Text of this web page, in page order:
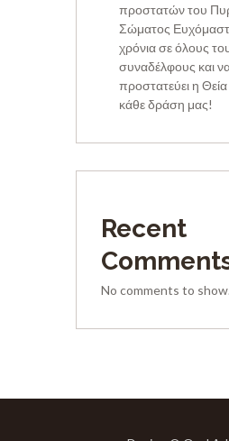
προστατών του
Σώματος
χρόνια σε όλους
συναδέλφους και
προστατεύει η
κάθε δράση μας!
Recent
No comments to show.